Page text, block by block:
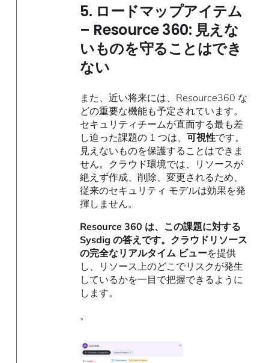
5. ロードマップアイテム
– Resource 360: 見えな
いものを守ることはでき
ない
また、近い将来には、Resource360 な
どの重要な機能も予定されています。
セキュリティチームが直面する最も差
し迫った課題の 1 つは、可視性です。
見えないものを保護することはできま
せん。クラウド環境では、リソースが
絶えず作成、削除、変更されるため、
従来のセキュリティ モデルは効果を発
揮しません。
Resource 360​​ は、この課題に対する
Sysdig の答えです。クラウドリソース
の完全なリアルタイム ビューを提供
し、リソース上のどこでリスクが発生
しているかを一目で把握できるように
します。
。